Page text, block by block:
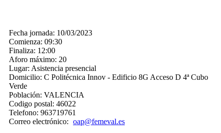
Fecha jornada: 10/03/2023
Comienza: 09:30
Finaliza: 12:00
Aforo máximo: 20
Lugar: Asistencia presencial
Domicilio: C Politécnica Innov - Edificio 8G Acceso D 4ª Cubo
Verde
Población: VALENCIA
Codigo postal: 46022
Telefono: 963719761
Correo electrónico: oap@femeval.es